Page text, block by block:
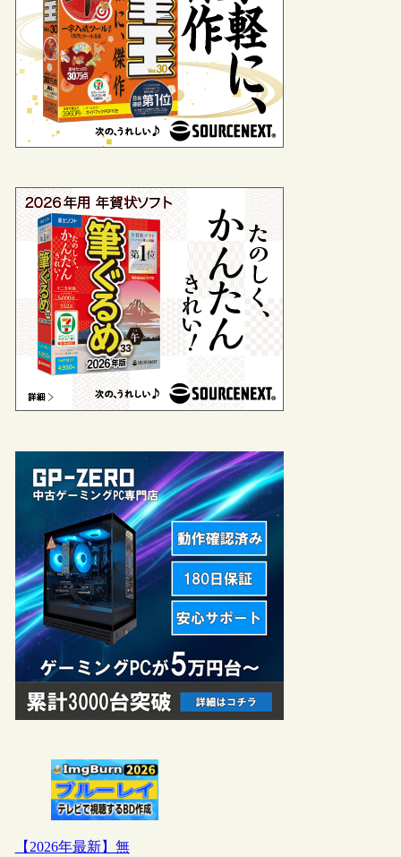
【2026年最新】無